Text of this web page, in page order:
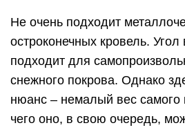
Не очень подходит
остроконечных кровель. Угол
подходит для
снежного покрова. Однако
нюанс – немалый вес самого
чего оно, в свою очередь,